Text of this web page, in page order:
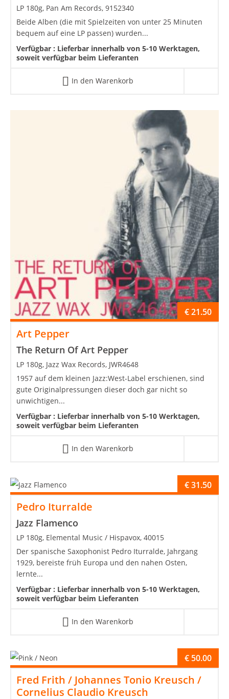
LP 180g, Pan Am Records, 9152340
Beide Alben (die mit Spielzeiten von unter 25 Minuten
bequem auf eine LP passen) wurden...
Verfügbar : Lieferbar innerhalb von 5-10 Werktagen,
soweit verfügbar beim Lieferanten
In den Warenkorb
Art Pepper
The Return Of Art Pepper
€21.50
LP 180g, Jazz Wax Records, JWR4648
1957 auf dem kleinen Jazz:West-Label erschienen, sind
gute Originalpressungen dieser doch gar nicht so
unwichtigen...
Verfügbar : Lieferbar innerhalb von 5-10 Werktagen,
soweit verfügbar beim Lieferanten
In den Warenkorb
Pedro Iturralde
Jazz Flamenco
€31.50
LP 180g, Elemental Music / Hispavox, 40015
Der spanische Saxophonist Pedro Iturralde, Jahrgang
1929, bereiste früh Europa und den nahen Osten,
lernte...
Verfügbar : Lieferbar innerhalb von 5-10 Werktagen,
soweit verfügbar beim Lieferanten
In den Warenkorb
Fred Frith / Johannes Tonio Kreusch /
Cornelius Claudio Kreusch
€ 50.00